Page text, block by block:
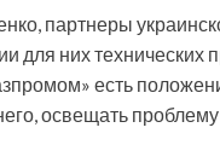
партнеры
для них технических
есть
освещать